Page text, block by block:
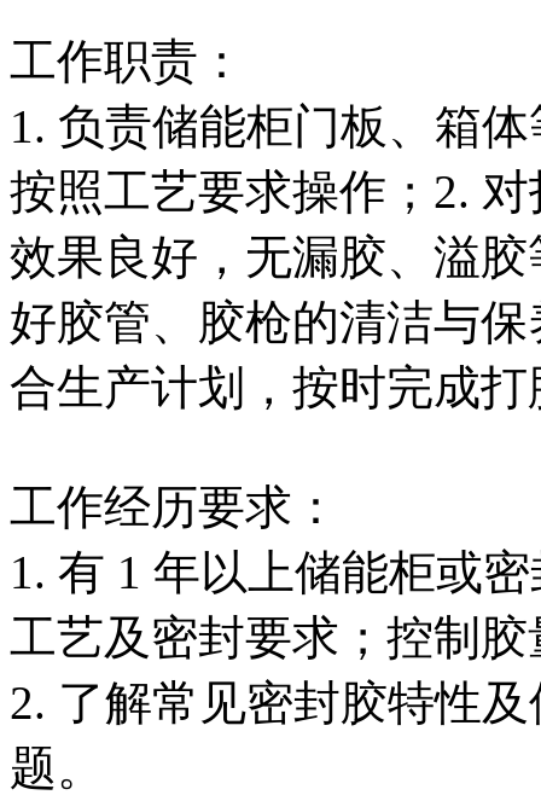
工作职责：
1. 负责储能柜门板、箱
按照工艺要求操作；2.
效果良好，无漏胶、溢
好胶管、胶枪的清洁与
合生产计划，按时完成
工作经历要求：
1. 有 1 年以上储能柜或
工艺及密封要求；控制
2. 了解常见密封胶特性
题。